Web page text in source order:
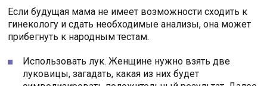
Если будущая мама не имеет возможности сходить к
гинекологу и сдать необходимые анализы, она может
прибегнуть к народным тестам.
Использовать лук. Женщине нужно взять две
луковицы, загадать, какая из них будет